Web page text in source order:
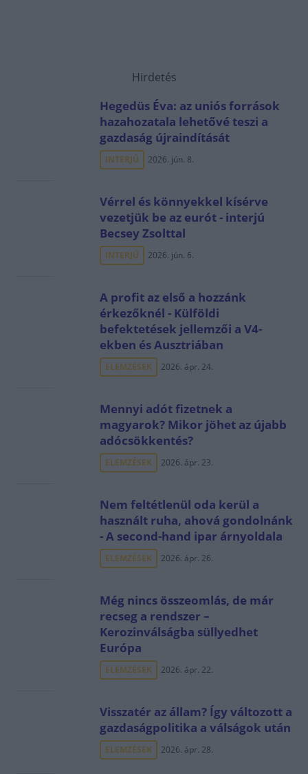
Hirdetés
Hegedüs Éva: az uniós források
hazahozatala lehetővé teszi a
gazdaság újraindítását
INTERJÚ 2026. jún. 8.
Vérrel és könnyekkel kísérve
vezetjük be az eurót - interjú
Becsey Zsolttal
INTERJÚ 2026. jún. 6.
A profit az első a hozzánk
érkezőknél - Külföldi
befektetések jellemzői a V4-
ekben és Ausztriában
ELEMZÉSEK 2026. ápr. 24.
Mennyi adót fizetnek a
magyarok? Mikor jöhet az újabb
adócsökkentés?
ELEMZÉSEK 2026. ápr. 23.
Nem feltétlenül oda kerül a
használt ruha, ahová gondolnánk
- A second-hand ipar árnyoldala
ELEMZÉSEK 2026. ápr. 26.
Még nincs összeomlás, de már
recseg a rendszer –
Kerozinválságba süllyedhet
Európa
ELEMZÉSEK 2026. ápr. 22.
Visszatér az állam? Így változott a
gazdaságpolitika a válságok után
ELEMZÉSEK 2026. ápr. 28.